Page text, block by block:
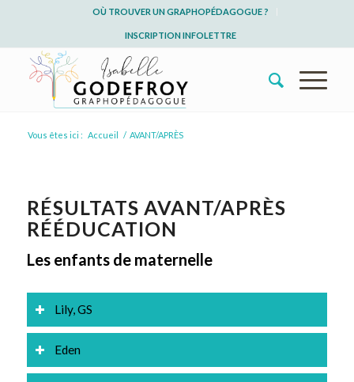
OÙ TROUVER UN GRAPHOPÉDAGOGUE ?
INSCRIPTION INFOLETTRE
Vous êtes ici : Accueil / AVANT/APRÈS
RÉSULTATS AVANT/APRÈS
RÉÉDUCATION
Les enfants de maternelle
Lily, GS
Eden